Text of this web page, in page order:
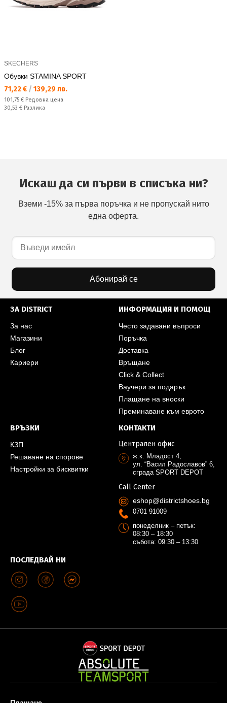
SKECHERS
Обувки STAMINA SPORT
Текуща цена:
71,22 € / 139,29 лв.
Редовна цена:
101,75 € Редовна цена
Спестявате:
30,53 € Разлика
Искаш да си първи в списъка ни?
Вземи -15% за първа поръчка и не пропускай нито
една оферта.
Абонирай се
ЗА DISTRICT
За нас
Магазини
Блог
Кариери
ИНФОРМАЦИЯ И ПОМОЩ
Често задавани въпроси
Поръчка
Доставка
Връщане
Click & Collect
Ваучери за подарък
Плащане на вноски
Преминаване към еврото
ВРЪЗКИ
КЗП
Решаване на спорове
Настройки за бисквитки
ПОСЛЕДВАЙ НИ
КОНТАКТИ
Централен офис
ж.к. Младост 4,
ул. “Васил Радославов” 6,
сграда SPORT DEPOT
Call Center
eshop@districtshoes.bg
0701 91009
понеделник – петък:
08:30 – 18:30
събота: 09:30 – 13:30